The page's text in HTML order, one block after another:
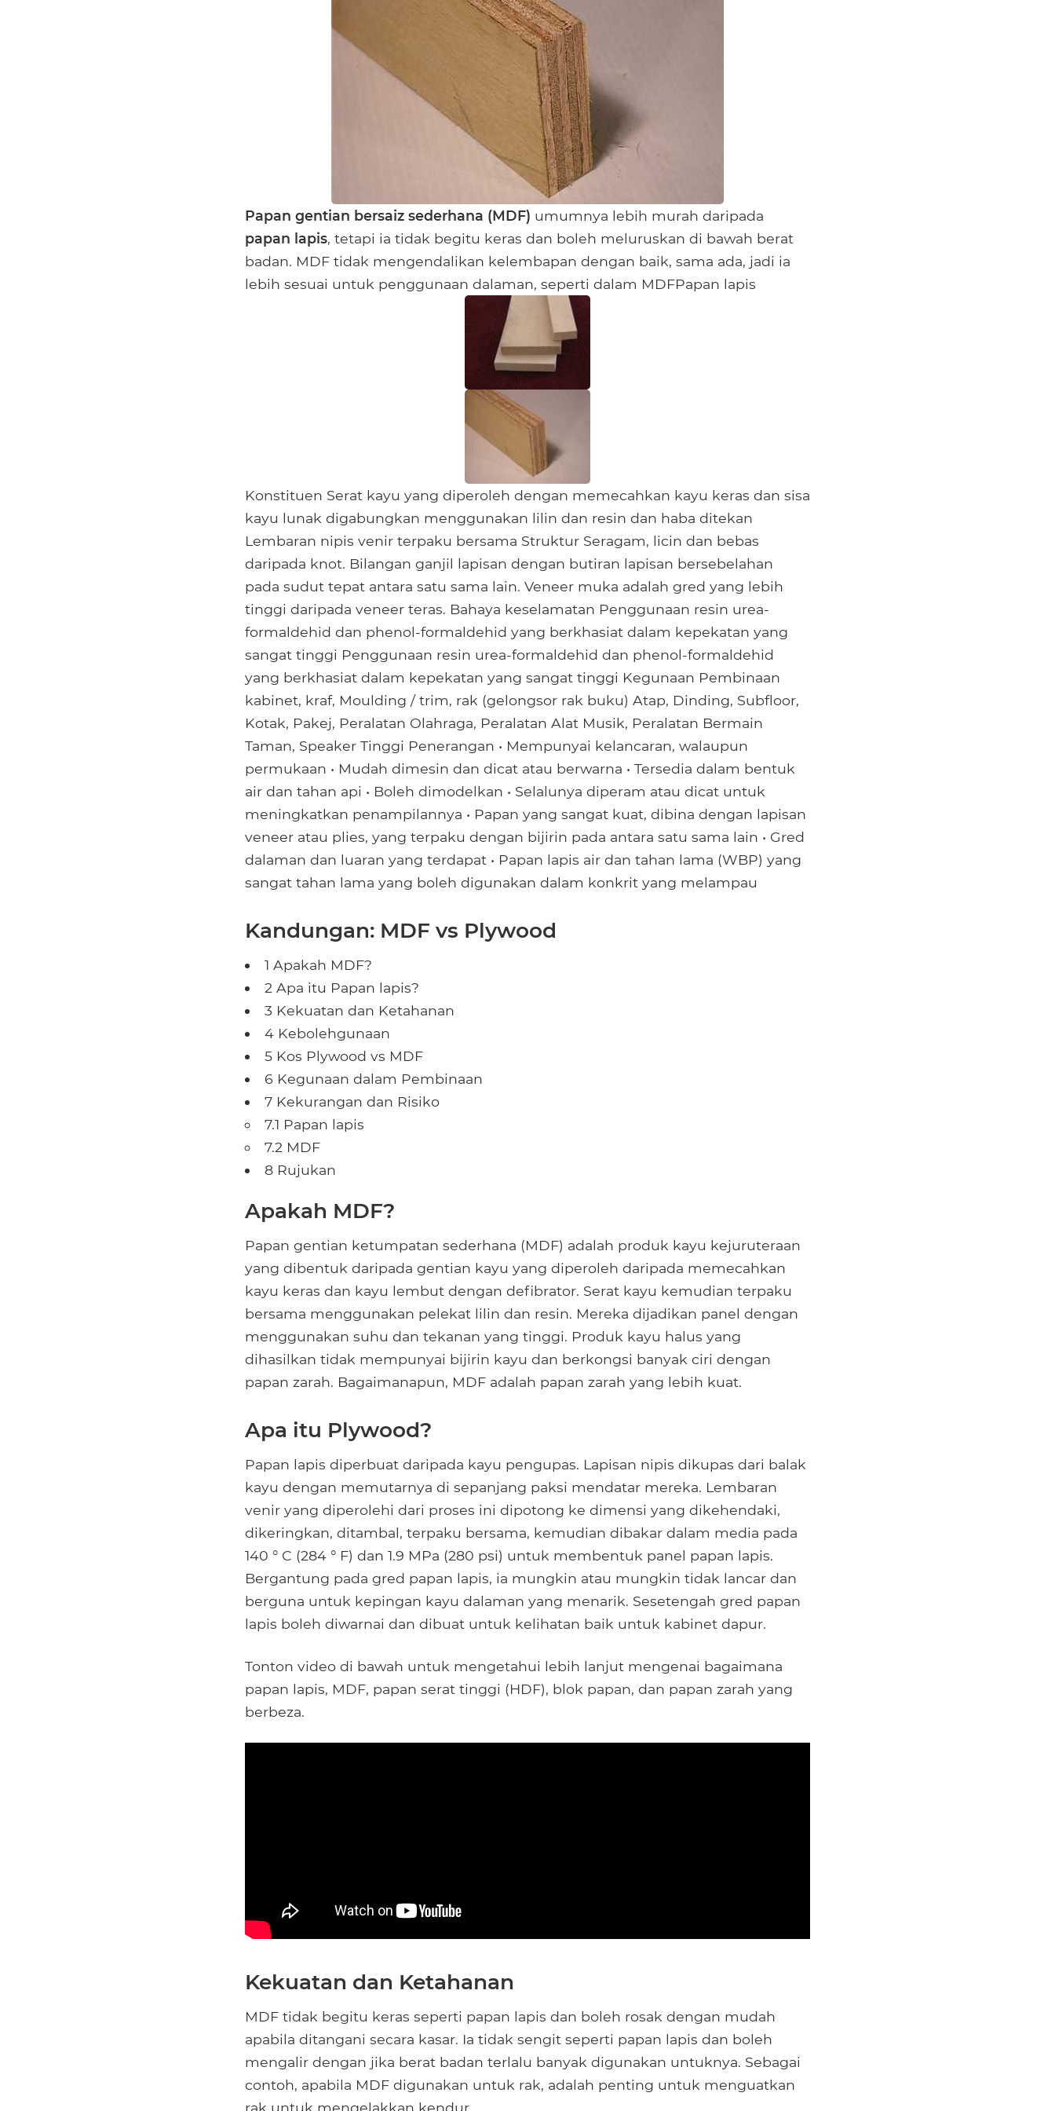
Papan gentian bersaiz sederhana (MDF) umumnya lebih murah daripada
papan lapis, tetapi ia tidak begitu keras dan boleh meluruskan di bawah berat
badan. MDF tidak mengendalikan kelembapan dengan baik, sama ada, jadi ia
lebih sesuai untuk penggunaan dalaman, seperti dalam MDFPapan lapis
Konstituen Serat kayu yang diperoleh dengan memecahkan kayu keras dan sisa
kayu lunak digabungkan menggunakan lilin dan resin dan haba ditekan
Lembaran nipis venir terpaku bersama Struktur Seragam, licin dan bebas
daripada knot. Bilangan ganjil lapisan dengan butiran lapisan bersebelahan
pada sudut tepat antara satu sama lain. Veneer muka adalah gred yang lebih
tinggi daripada veneer teras. Bahaya keselamatan Penggunaan resin urea-
formaldehid dan phenol-formaldehid yang berkhasiat dalam kepekatan yang
sangat tinggi Penggunaan resin urea-formaldehid dan phenol-formaldehid
yang berkhasiat dalam kepekatan yang sangat tinggi Kegunaan Pembinaan
kabinet, kraf, Moulding / trim, rak (gelongsor rak buku) Atap, Dinding, Subfloor,
Kotak, Pakej, Peralatan Olahraga, Peralatan Alat Musik, Peralatan Bermain
Taman, Speaker Tinggi Penerangan • Mempunyai kelancaran, walaupun
permukaan • Mudah dimesin dan dicat atau berwarna • Tersedia dalam bentuk
air dan tahan api • Boleh dimodelkan • Selalunya diperam atau dicat untuk
meningkatkan penampilannya • Papan yang sangat kuat, dibina dengan lapisan
veneer atau plies, yang terpaku dengan bijirin pada antara satu sama lain • Gred
dalaman dan luaran yang terdapat • Papan lapis air dan tahan lama (WBP) yang
sangat tahan lama yang boleh digunakan dalam konkrit yang melampau
Kandungan: MDF vs Plywood
1 Apakah MDF?
2 Apa itu Papan lapis?
3 Kekuatan dan Ketahanan
4 Kebolehgunaan
5 Kos Plywood vs MDF
6 Kegunaan dalam Pembinaan
7 Kekurangan dan Risiko
7.1 Papan lapis
7.2 MDF
8 Rujukan
Apakah MDF?
Papan gentian ketumpatan sederhana (MDF) adalah produk kayu kejuruteraan
yang dibentuk daripada gentian kayu yang diperoleh daripada memecahkan
kayu keras dan kayu lembut dengan defibrator. Serat kayu kemudian terpaku
bersama menggunakan pelekat lilin dan resin. Mereka dijadikan panel dengan
menggunakan suhu dan tekanan yang tinggi. Produk kayu halus yang
dihasilkan tidak mempunyai bijirin kayu dan berkongsi banyak ciri dengan
papan zarah. Bagaimanapun, MDF adalah papan zarah yang lebih kuat.
Apa itu Plywood?
Papan lapis diperbuat daripada kayu pengupas. Lapisan nipis dikupas dari balak
kayu dengan memutarnya di sepanjang paksi mendatar mereka. Lembaran
venir yang diperolehi dari proses ini dipotong ke dimensi yang dikehendaki,
dikeringkan, ditambal, terpaku bersama, kemudian dibakar dalam media pada
140 ° C (284 ° F) dan 1.9 MPa (280 psi) untuk membentuk panel papan lapis.
Bergantung pada gred papan lapis, ia mungkin atau mungkin tidak lancar dan
berguna untuk kepingan kayu dalaman yang menarik. Sesetengah gred papan
lapis boleh diwarnai dan dibuat untuk kelihatan baik untuk kabinet dapur.
Tonton video di bawah untuk mengetahui lebih lanjut mengenai bagaimana
papan lapis, MDF, papan serat tinggi (HDF), blok papan, dan papan zarah yang
berbeza.
Kekuatan dan Ketahanan
MDF tidak begitu keras seperti papan lapis dan boleh rosak dengan mudah
apabila ditangani secara kasar. Ia tidak sengit seperti papan lapis dan boleh
mengalir dengan jika berat badan terlalu banyak digunakan untuknya. Sebagai
contoh, apabila MDF digunakan untuk rak, adalah penting untuk menguatkan
rak untuk mengelakkan kendur.